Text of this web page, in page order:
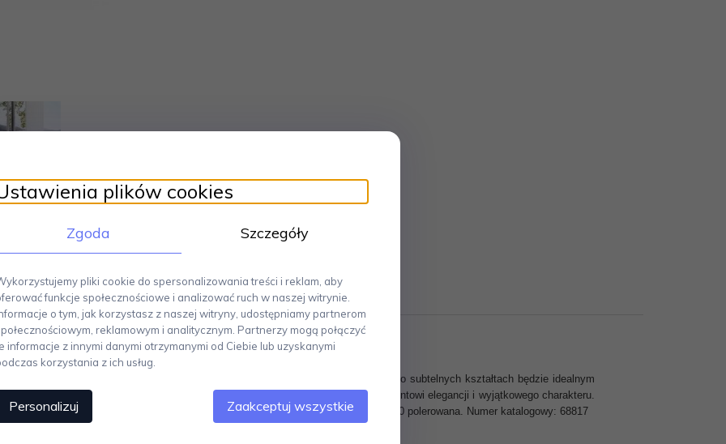
została zaprojektowana przez Flöz Industrie Design. Nowoczesna forma o subtelnych kształtach będzie idealnym
połączenie stali nierdzewnej z czarnymi wstawkami, dodaje każdemu elementowi elegancji i wyjątkowego charakteru.
- wymiary: szerokość 28.5 cm, wysokość 5.5 cm. Wykonanie: stal nierdzewna 18/10 polerowana. Numer katalogowy: 68817
plików cookies
Zgoda Szczegóły
pliki cookie do spersonalizowania treści i reklam, aby
funkcje społecznościowe i analizować ruch w naszej witrynie.
o tym, jak korzystasz z naszej witryny, udostępniamy partnerom
reklamowym i analitycznym. Partnerzy mogą połączyć
informacje z innymi danymi otrzymanymi od Ciebie lub uzyskanymi
korzystania z ich usług.
Personalizuj Zaakceptuj wszystkie